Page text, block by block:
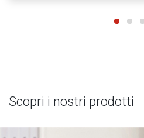
Scopri i nostri prodotti